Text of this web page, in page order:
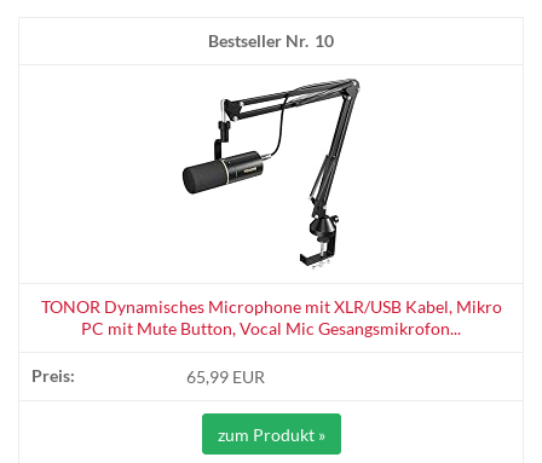
10
TONOR Dynamisches Microphone mit XLR/USB Kabel, Mikro
PC mit Mute Button, Vocal Mic Gesangsmikrofon...
65,99 EUR
zum Produkt »